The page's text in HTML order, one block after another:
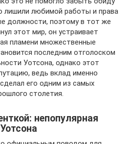
лишили любимой работы и права
должности, поэтому в тот же
этот мир, он устраивает
пламени множественные
последним отголоском
Уотсона, однако этот
ведь вклад именно
его одним из самых
столетия.
непопулярная